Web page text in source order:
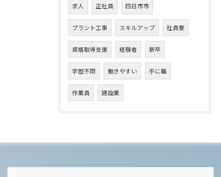
求人 正社員 四日市市
プラント工事 スキルアップ 社員寮
資格取得支援 経験者 新卒
学歴不問 働きやすい 手に職
作業員 建設業